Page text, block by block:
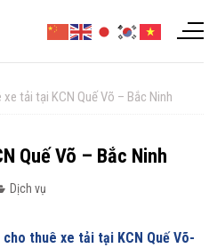
xe tải tại KCN Quế Võ – Bắc Ninh
Quế Võ – Bắc Ninh
Dịch vụ
cho thuê xe tải tại KCN Quế Võ-